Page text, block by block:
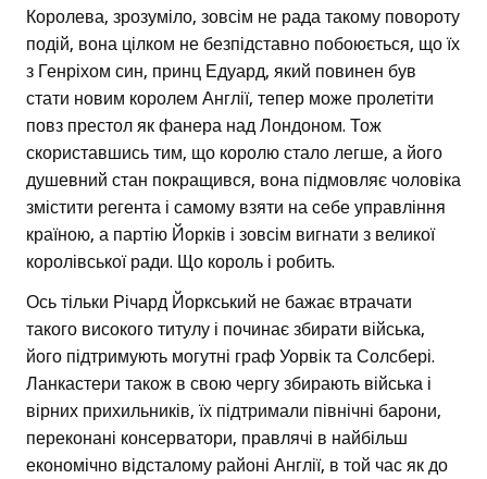
Королева, зрозуміло, зовсім не рада такому повороту
подій, вона цілком не безпідставно побоюється, що їх
з Генріхом син, принц Едуард, який повинен був
стати новим королем Англії, тепер може пролетіти
повз престол як фанера над Лондоном. Тож
скориставшись тим, що королю стало легше, а його
душевний стан покращився, вона підмовляє чоловіка
змістити регента і самому взяти на себе управління
країною, а партію Йорків і зовсім вигнати з великої
королівської ради. Що король і робить.
Ось тільки Річард Йоркський не бажає втрачати
такого високого титулу і починає збирати війська,
його підтримують могутні граф Уорвік та Солсбері.
Ланкастери також в свою чергу збирають війська і
вірних прихильників, їх підтримали північні барони,
переконані консерватори, правлячі в найбільш
економічно відсталому районі Англії, в той час як до